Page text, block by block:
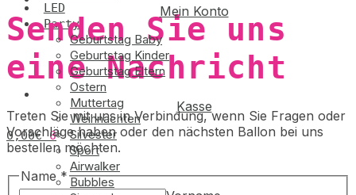
Mein Konto
Kasse
0,00€ 0
LED
Party
Geburtstag Baby
Geburtstag Kinder
Geburtstag Eltern
Ostern
Muttertag
Weihnachten
Silvester
Sport
Airwalker
Bubbles
Senden Sie uns
eine Nachricht
Treten Sie mit uns in Verbindung, wenn Sie Fragen oder
Vorschläge haben oder den nächsten Ballon bei uns
bestellen möchten.
Name *